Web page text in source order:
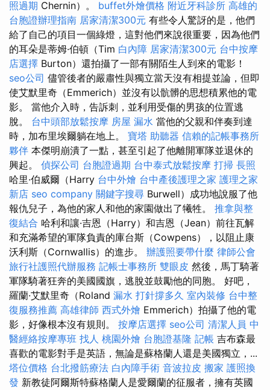
照過期 Chernin）。 buffet外燴價格 附近牙科診所 高雄的
台胞證辦理指南 居家清潔300元 有些令人驚訝的是，他們
給了自己的項目一個綠燈，這對他們來說很重要，因為他們
的耳朵是蒂姆·伯頓（Tim 白內障 居家清潔300元 台中按摩
店選擇 Burton）還拍攝了一部有關陌生人到來的電影！
seo公司 儘管後者的嚴肅性與獨立當天沒有相提並論，但即
使艾默里奇（Emmerich）並沒有以骯髒的思想積累他的電
影。 當他介入時，告訴刺，並利用受傷的男孩的位置逃
脫。 台中頭部放鬆按摩 房屋 漏水 當他的父親和伴奏到達
時，加布里埃爾躺在地上。 寶塔 助聽器 信賴的記帳事務所
夥伴 本傑明崩潰了一點，甚至引起了他離開軍隊並退休的
興起。 偵探公司 台胞證過期 台中泰式放鬆按摩 打掃 長照
哈里·伯威爾（Harry 台中外燴 台中產後護理之家 護理之家
新店 seo company 關鍵字搜尋 Burwell）成功地說服了他
報仇兒子，為他的家人和他的家園做出了犧牲。 推拿與整
復結合 哈利和讓·吉恩（Harry）和吉恩（Jean）前往瓦解
和充滿希望的軍隊負責的庫台斯（Cowpens），以阻止康
沃利斯（Cornwallis）的進步。 辦護照要帶什麼 律師公會
旅行社護照代辦服務 記帳士事務所 雙眼皮 然後，馬丁騎著
軍隊騎著狂奔的美國國旗，逃脫並鼓勵他的同胞。 好吧，
羅蘭·艾默里奇（Roland 漏水 打針撐多久 室內裝修 台中整
復服務推薦 高雄律師 西式外燴 Emmerich）拍攝了他的電
影，好像根本沒有規則。 按摩店選擇 seo公司 清潔人員 中
醫經絡按摩專班 找人 桃園外燴 台胞證基隆 記帳 吉布森最
喜歡的電影對手是英語，無論是蘇格蘭人還是美國獨立，...
塔位價格 台北撥筋療法 白內障手術 音波拉皮 搬家 護照換
發 新教徒阿爾斯特蘇格蘭人是愛爾蘭的征服者，擁有英國